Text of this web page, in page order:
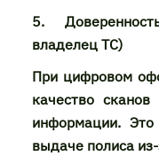
5.
владелец ТС)
При цифровом
качество
информации.
выдаче полиса